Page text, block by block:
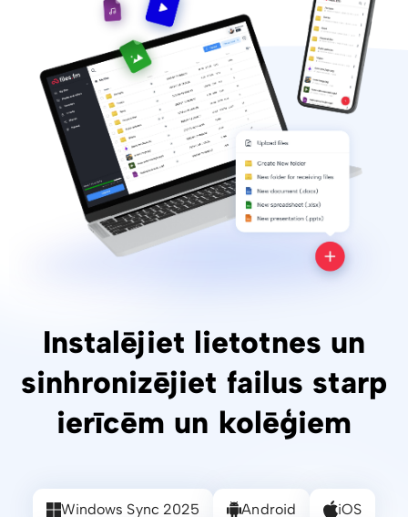
Instalējiet lietotnes un
sinhronizējiet failus starp
ierīcēm un kolēģiem
Windows Sync 2025 Android iOS